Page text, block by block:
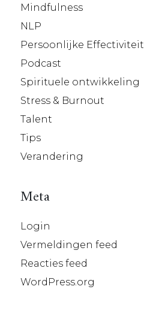
Mindfulness
NLP
Persoonlijke Effectiviteit
Podcast
Spirituele ontwikkeling
Stress & Burnout
Talent
Tips
Verandering
Meta
Login
Vermeldingen feed
Reacties feed
WordPress.org